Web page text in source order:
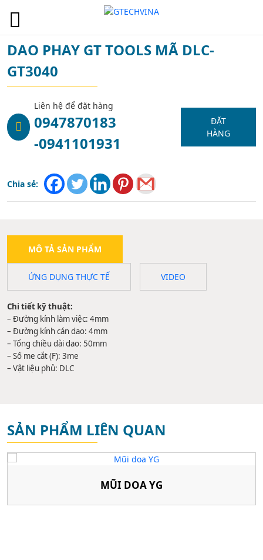
DAO PHAY GT TOOLS MÃ DLC-
GT3040
Liên hệ để đặt hàng
0947870183
-0941101931
ĐẶT
HÀNG
Chia sẻ:
MÔ TẢ SẢN PHẨM
ỨNG DỤNG THỰC TẾ VIDEO
Chi tiết kỹ thuật:
– Đường kính làm việc: 4mm
– Đường kính cán dao: 4mm
– Tổng chiều dài dao: 50mm
– Số me cắt (F): 3me
– Vật liệu phủ: DLC
SẢN PHẨM LIÊN QUAN
MŨI DOA YG